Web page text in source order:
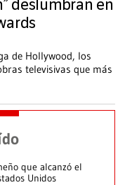
deslumbran en
de Hollywood, los
televisivas que más
que alcanzó el
Unidos